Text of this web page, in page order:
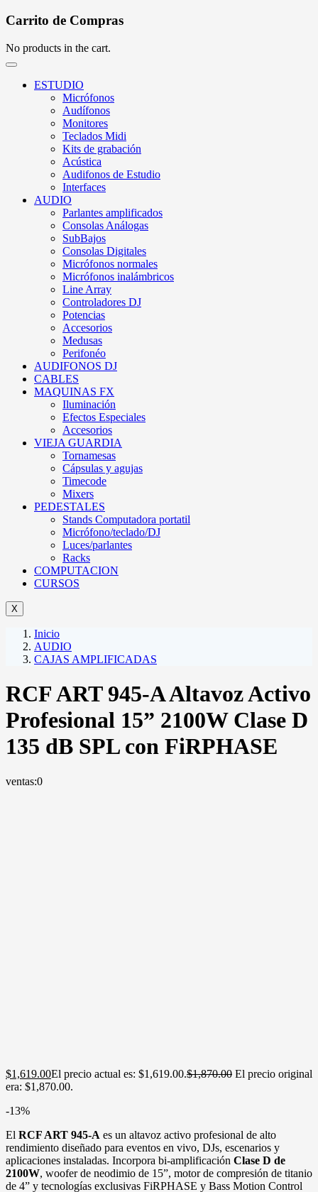
Carrito de Compras
No products in the cart.
ESTUDIO
Micrófonos
Audífonos
Monitores
Teclados Midi
Kits de grabación
Acústica
Audifonos de Estudio
Interfaces
AUDIO
Parlantes amplificados
Consolas Análogas
SubBajos
Consolas Digitales
Micrófonos normales
Micrófonos inalámbricos
Line Array
Controladores DJ
Potencias
Accesorios
Medusas
Perifonéo
AUDIFONOS DJ
CABLES
MAQUINAS FX
Iluminación
Efectos Especiales
Accesorios
VIEJA GUARDIA
Tornamesas
Cápsulas y agujas
Timecode
Mixers
PEDESTALES
Stands Computadora portatil
Micrófono/teclado/DJ
Luces/parlantes
Racks
COMPUTACION
CURSOS
X
Inicio
AUDIO
CAJAS AMPLIFICADAS
RCF ART 945-A Altavoz Activo
Profesional 15” 2100W Clase D
135 dB SPL con FiRPHASE
ventas:0
$1,619.00El precio actual es: $1,619.00.$1,870.00 El precio original
era: $1,870.00.
-13%
El RCF ART 945-A es un altavoz activo profesional de alto
rendimiento diseñado para eventos en vivo, DJs, escenarios y
aplicaciones instaladas. Incorpora bi-amplificación Clase D de
2100W, woofer de neodimio de 15”, motor de compresión de titanio
de 4” y tecnologías exclusivas FiRPHASE y Bass Motion Control